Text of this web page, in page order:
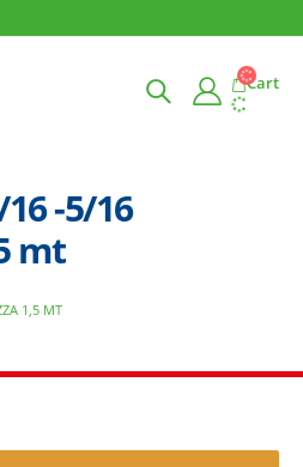
Cart
-5/16
mt
1,5 MT